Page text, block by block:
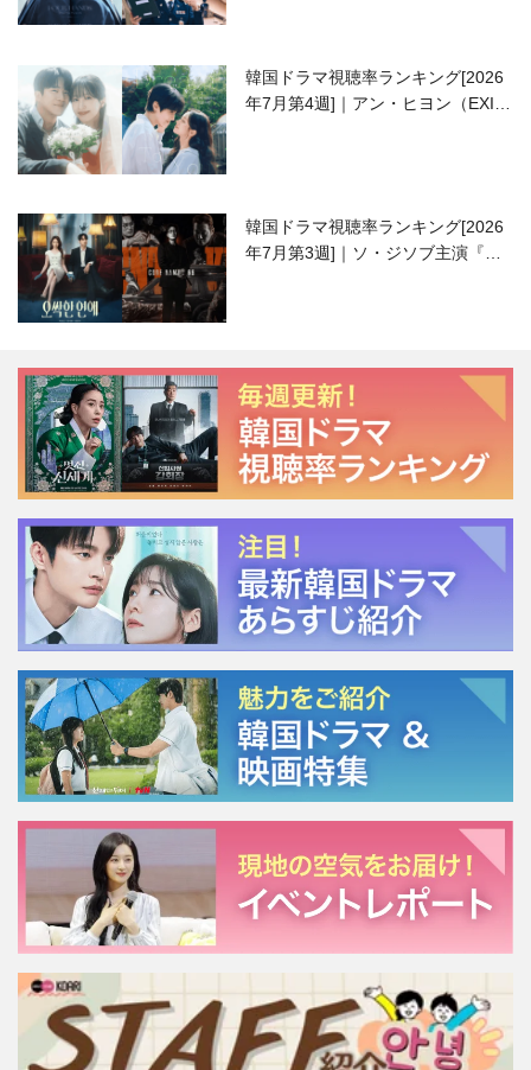
韓国ドラマ視聴率ランキング[2026
年7月第4週]｜アン・ヒヨン（EXID
韓国ドラマ視聴率ランキング[2026
年7月第3週]｜ソ・ジソブ主演『エ